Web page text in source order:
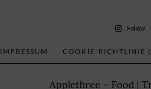
Follow
IMPRESSUM COOKIE-RICHTLINIE
Applethree – Food |